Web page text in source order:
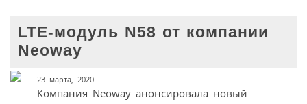
LTE-модуль N58 от компании
Neoway
23 марта, 2020
Компания Neoway анонсировала новый